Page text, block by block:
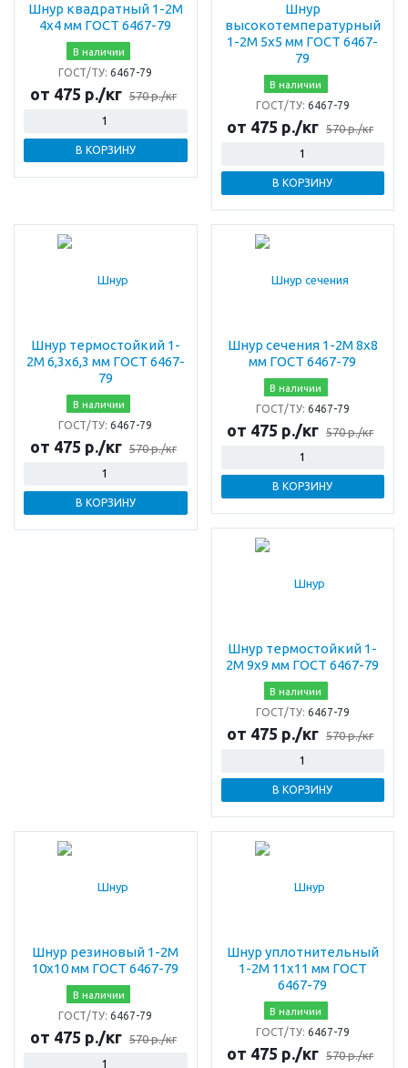
Шнур квадратный 1-2М
4х4 мм ГОСТ 6467-79
В наличии
ГОСТ/ТУ:6467-79
от 475 р./кг 570 р./кг
В КОРЗИНУ
Шнур
высокотемпературный
1-2М 5х5 мм ГОСТ 6467-
79
В наличии
ГОСТ/ТУ: 6467-79
от 475 р./кг 570 р./кг
В КОРЗИНУ
Шнур термостойкий 1-
2М 6,3х6,3 мм ГОСТ 6467-
79
В наличии
ГОСТ/ТУ:6467-79
от 475 р./кг 570 р./кг
В КОРЗИНУ
Шнур сечения 1-2М 8х8
мм ГОСТ 6467-79
В наличии
ГОСТ/ТУ: 6467-79
от 475 р./кг 570 р./кг
В КОРЗИНУ
Шнур термостойкий 1-
2М 9х9 мм ГОСТ 6467-79
В наличии
ГОСТ/ТУ: 6467-79
от 475 р./кг 570 р./кг
В КОРЗИНУ
Шнур резиновый 1-2М
10х10 мм ГОСТ 6467-79
В наличии
ГОСТ/ТУ:6467-79
от 475 р./кг 570 р./кг
Шнур уплотнительный
1-2М 11х11 мм ГОСТ
6467-79
В наличии
ГОСТ/ТУ: 6467-79
от 475 р./кг 570 р./кг